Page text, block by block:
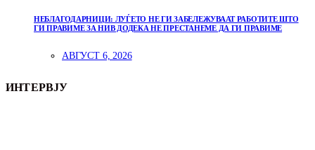
НЕБЛАГОДАРНИЦИ: ЛУЃЕТО НЕ ГИ ЗАБЕЛЕЖУВААТ РАБОТИТЕ ШТО
ГИ ПРАВИМЕ ЗА НИВ ДОДЕКА НЕ ПРЕСТАНЕМЕ ДА ГИ ПРАВИМЕ
АВГУСТ 6, 2026
ИНТЕРВЈУ